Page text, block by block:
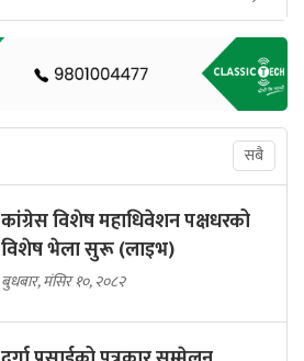
सबै
कांग्रेस विशेष महाधिवेशन पक्षधरको
विशेष भेला सुरू (लाइभ)
बुधबार, मंसिर १०, २०८२